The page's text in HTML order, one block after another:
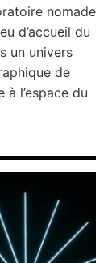
nomade
d’accueil du
un univers
de
l’espace du